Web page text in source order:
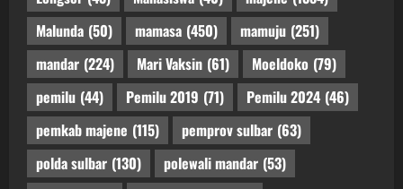
Malunda (50) mamasa (450) mamuju (251)
mandar (224) Mari Vaksin (61) Moeldoko (79)
pemilu (44) Pemilu 2019 (71) Pemilu 2024 (46)
pemkab majene (115) pemprov sulbar (63)
polda sulbar (130) polewali mandar (53)